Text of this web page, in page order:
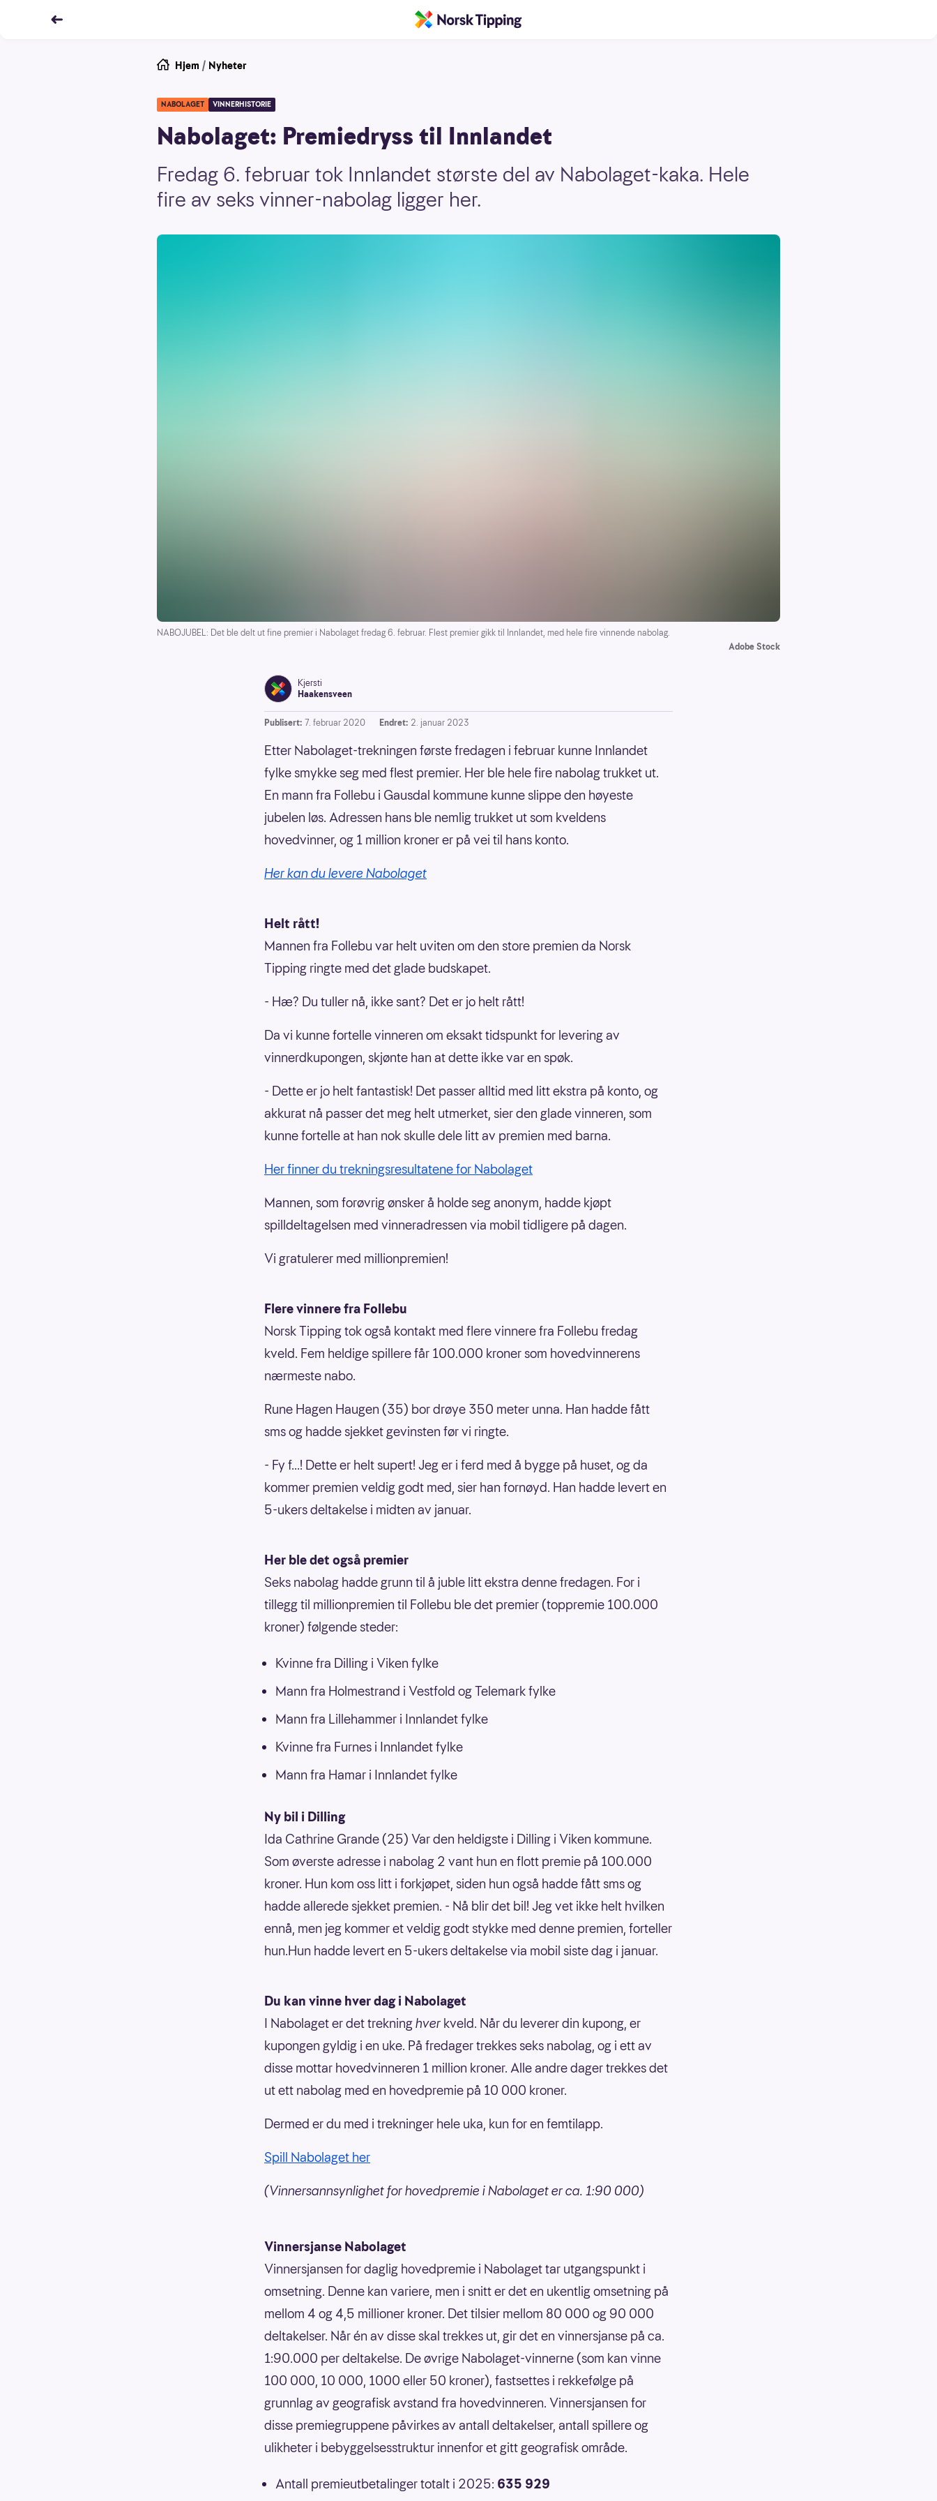
Hjem / Nyheter
NABOLAGET VINNERHISTORIE
Nabolaget: Premiedryss til Innlandet
Fredag 6. februar tok Innlandet største del av Nabolaget-kaka. Hele
fire av seks vinner-nabolag ligger her.
NABOJUBEL: Det ble delt ut fine premier i Nabolaget fredag 6. februar. Flest premier gikk til Innlandet, med hele fire vinnende nabolag.
Adobe Stock
Kjersti
Haakensveen
Publisert: 7. februar 2020 Endret: 2. januar 2023
Etter Nabolaget-trekningen første fredagen i februar kunne Innlandet
fylke smykke seg med flest premier. Her ble hele fire nabolag trukket ut.
En mann fra Follebu i Gausdal kommune kunne slippe den høyeste
jubelen løs. Adressen hans ble nemlig trukket ut som kveldens
hovedvinner, og 1 million kroner er på vei til hans konto.
Her kan du levere Nabolaget
Helt rått!
Mannen fra Follebu var helt uviten om den store premien da Norsk
Tipping ringte med det glade budskapet.
- Hæ? Du tuller nå, ikke sant? Det er jo helt rått!
Da vi kunne fortelle vinneren om eksakt tidspunkt for levering av
vinnerdkupongen, skjønte han at dette ikke var en spøk.
- Dette er jo helt fantastisk! Det passer alltid med litt ekstra på konto, og
akkurat nå passer det meg helt utmerket, sier den glade vinneren, som
kunne fortelle at han nok skulle dele litt av premien med barna.
Her finner du trekningsresultatene for Nabolaget
Mannen, som forøvrig ønsker å holde seg anonym, hadde kjøpt
spilldeltagelsen med vinneradressen via mobil tidligere på dagen.
Vi gratulerer med millionpremien!
Flere vinnere fra Follebu
Norsk Tipping tok også kontakt med flere vinnere fra Follebu fredag
kveld. Fem heldige spillere får 100.000 kroner som hovedvinnerens
nærmeste nabo.
Rune Hagen Haugen (35) bor drøye 350 meter unna. Han hadde fått
sms og hadde sjekket gevinsten før vi ringte.
- Fy f...! Dette er helt supert! Jeg er i ferd med å bygge på huset, og da
kommer premien veldig godt med, sier han fornøyd. Han hadde levert en
5-ukers deltakelse i midten av januar.
Her ble det også premier
Seks nabolag hadde grunn til å juble litt ekstra denne fredagen. For i
tillegg til millionpremien til Follebu ble det premier (toppremie 100.000
kroner) følgende steder:
Kvinne fra Dilling i Viken fylke
Mann fra Holmestrand i Vestfold og Telemark fylke
Mann fra Lillehammer i Innlandet fylke
Kvinne fra Furnes i Innlandet fylke
Mann fra Hamar i Innlandet fylke
Ny bil i Dilling
Ida Cathrine Grande (25) Var den heldigste i Dilling i Viken kommune.
Som øverste adresse i nabolag 2 vant hun en flott premie på 100.000
kroner. Hun kom oss litt i forkjøpet, siden hun også hadde fått sms og
hadde allerede sjekket premien. - Nå blir det bil! Jeg vet ikke helt hvilken
ennå, men jeg kommer et veldig godt stykke med denne premien, forteller
hun.Hun hadde levert en 5-ukers deltakelse via mobil siste dag i januar.
Du kan vinne hver dag i Nabolaget
I Nabolaget er det trekninghver kveld. Når du leverer din kupong, er
kupongen gyldig i en uke. På fredager trekkes seks nabolag, og i ett av
disse mottar hovedvinneren 1 million kroner. Alle andre dager trekkes det
ut ett nabolag med en hovedpremie på 10 000 kroner.
Dermed er du med i trekninger hele uka, kun for en femtilapp.
Spill Nabolaget her
(Vinnersannsynlighet for hovedpremie i Nabolaget er ca. 1:90 000)
Vinnersjanse Nabolaget
Vinnersjansen for daglig hovedpremie i Nabolaget tar utgangspunkt i
omsetning. Denne kan variere, men i snitt er det en ukentlig omsetning på
mellom 4 og 4,5 millioner kroner. Det tilsier mellom 80 000 og 90 000
deltakelser. Når én av disse skal trekkes ut, gir det en vinnersjanse på ca.
1:90.000 per deltakelse. De øvrige Nabolaget-vinnerne (som kan vinne
100 000, 10 000, 1000 eller 50 kroner), fastsettes i rekkefølge på
grunnlag av geografisk avstand fra hovedvinneren. Vinnersjansen for
disse premiegruppene påvirkes av antall deltakelser, antall spillere og
ulikheter i bebyggelsesstruktur innenfor et gitt geografisk område.
Antall premieutbetalinger totalt i 2025: 635 929